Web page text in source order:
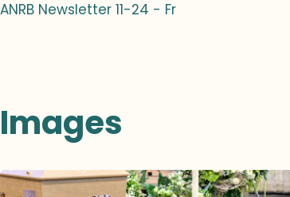
ANRB Newsletter 11-24 - Fr
Images